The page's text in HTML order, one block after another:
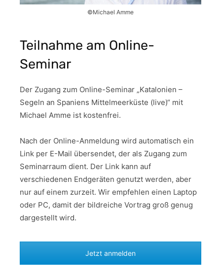
©Michael Amme
Teilnahme am Online-
Seminar
Der Zugang zum Online-Seminar „Katalonien –
Segeln an Spaniens Mittelmeerküste (live)“ mit
Michael Amme ist kostenfrei.
Nach der Online-Anmeldung wird automatisch ein
Link per E-Mail übersendet, der als Zugang zum
Seminarraum dient. Der Link kann auf
verschiedenen Endgeräten genutzt werden, aber
nur auf einem zurzeit. Wir empfehlen einen Laptop
oder PC, damit der bildreiche Vortrag groß genug
dargestellt wird.
Jetzt anmelden